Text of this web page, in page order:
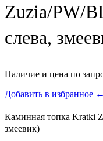
Zuzia/PW/
слева,
Наличие и цена по
Добавить в избранное ←
Каминная топка Kratki
змеевик)